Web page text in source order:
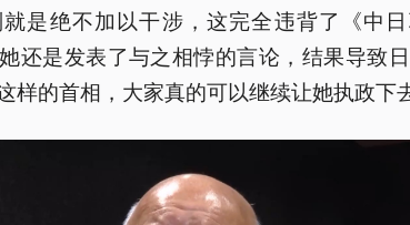
是绝不加以干涉，这完全违背了《中
还是发表了与之相悖的言论，结果导致
样的首相，大家真的可以继续让她执政下